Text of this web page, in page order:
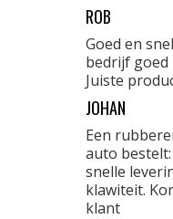
ROB
Goed en
bedrijf goed
Juiste
JOHAN
Een
auto
snelle
klawiteit.
klant